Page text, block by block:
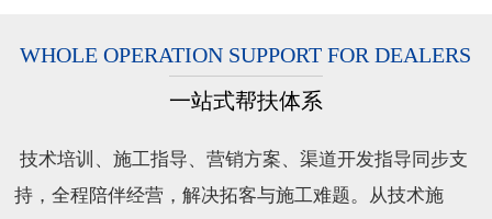
WHOLE OPERATION SUPPORT FOR DEALERS
一站式帮扶体系
技术培训、施工指导、营销方案、渠道开发指导同步支
持，全程陪伴经营，解决拓客与施工难题。从技术施